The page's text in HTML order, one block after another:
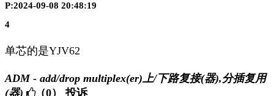
P:2024-09-08 20:48:19
4
单芯的是YJV62
ADM - add/drop multiplex(er)上/下路复接(器),分插复用
(器)
（0） 投诉